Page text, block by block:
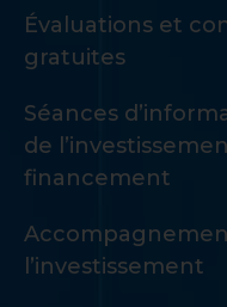
Évaluations et
gratuites
Séances
de
financement
l’investissement